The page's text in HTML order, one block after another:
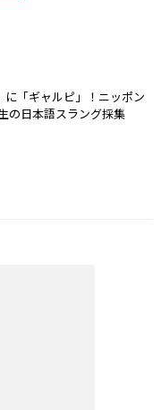
に「ギャルピ」！ニッポン
の日本語スラング採集